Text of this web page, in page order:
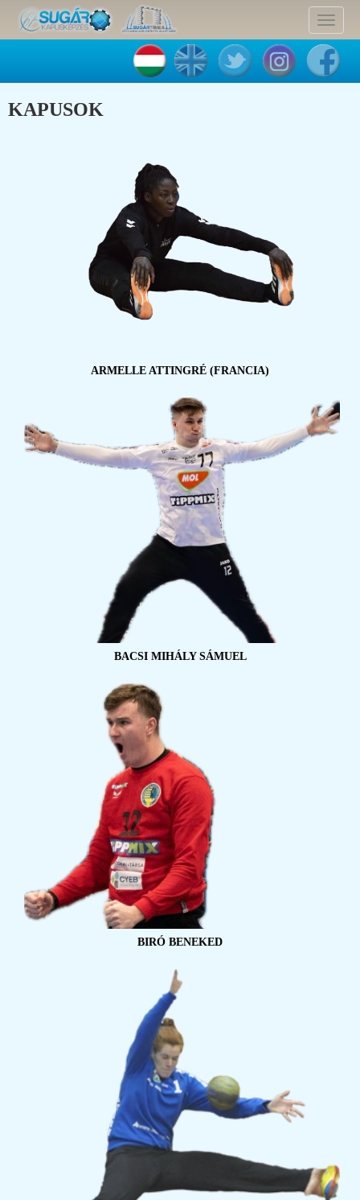
Toggle
KAPUSOK
ARMELLE ATTINGRÉ (FRANCIA)
BACSI MIHÁLY SÁMUEL
BIRÓ BENEKED